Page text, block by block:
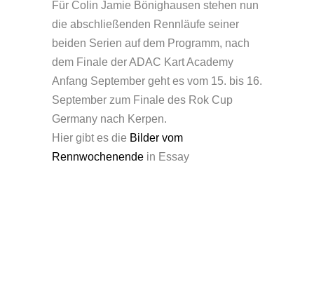
Für Colin Jamie Bönighausen stehen nun
die abschließenden Rennläufe seiner
beiden Serien auf dem Programm, nach
dem Finale der ADAC Kart Academy
Anfang September geht es vom 15. bis 16.
September zum Finale des Rok Cup
Germany nach Kerpen.
Hier gibt es die Bilder vom
Rennwochenende in Essay